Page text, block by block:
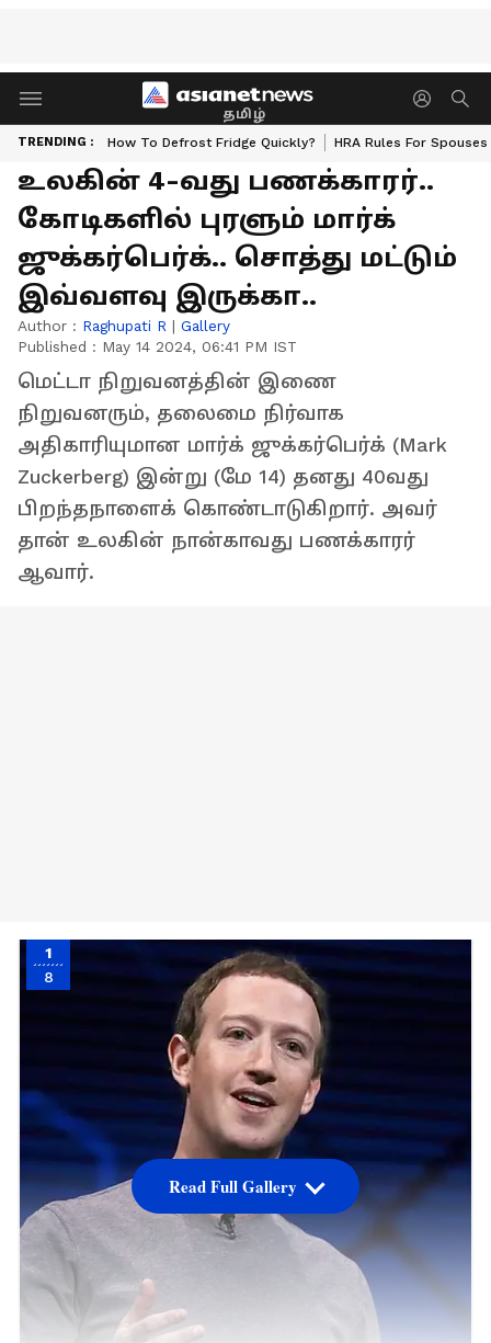
தமிழ்
TRENDING : How To Defrost Fridge Quickly? HRA Rules For Spouses
உலகின் 4-வது பணக்காரர்..
கோடிகளில் புரளும் மார்க்
ஜுக்கர்பெர்க்.. சொத்து மட்டும்
இவ்வளவு இருக்கா..
Author : Raghupati R | Gallery
Published : May 14 2024, 06:41 PM IST
மெட்டா நிறுவனத்தின் இணை
நிறுவனரும், தலைமை நிர்வாக
அதிகாரியுமான மார்க் ஜுக்கர்பெர்க் (Mark
Zuckerberg) இன்று (மே 14) தனது 40வது
பிறந்தநாளைக் கொண்டாடுகிறார். அவர்
தான் உலகின் நான்காவது பணக்காரர்
ஆவார்.
1
8
Read Full Gallery